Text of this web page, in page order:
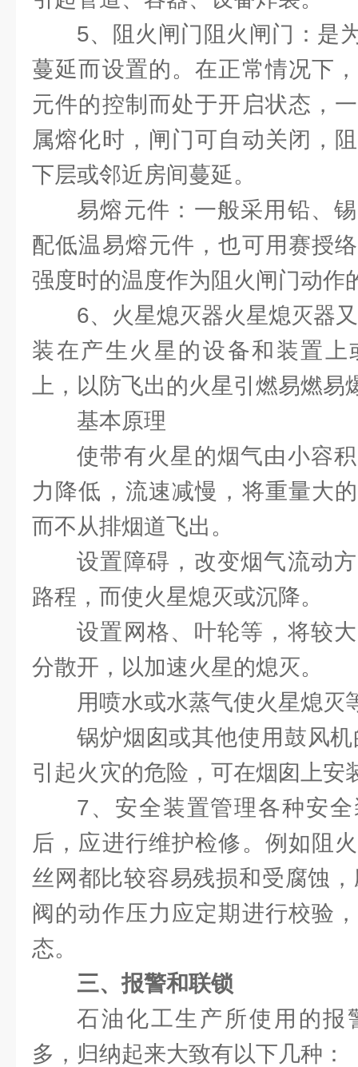
5、阻火闸门阻火闸门：是
蔓延而设置的。在正常情况下
元件的控制而处于开启状态，
属熔化时，闸门可自动关闭，
下层或邻近房间蔓延。
易熔元件：一般采用铅、
配低温易熔元件，也可用赛授
强度时的温度作为阻火闸门动作
6、火星熄灭器火星熄灭器
装在产生火星的设备和装置
上，以防飞出的火星引燃易燃易
基本原理
使带有火星的烟气由小容
力降低，流速减慢，将重量大
而不从排烟道飞出。
设置障碍，改变烟气流动
路程，而使火星熄灭或沉降。
设置网格、叶轮等，将较
分散开，以加速火星的熄灭。
用喷水或水蒸气使火星熄灭
锅炉烟囱或其他使用鼓风
引起火灾的危险，可在烟囱上安
7、安全装置管理各种安
后，应进行维护检修。例如阻
丝网都比较容易残损和受腐蚀
阀的动作压力应定期进行校验
态。
三、报警和联锁
石油化工生产所使用的报
多，归纳起来大致有以下几种：